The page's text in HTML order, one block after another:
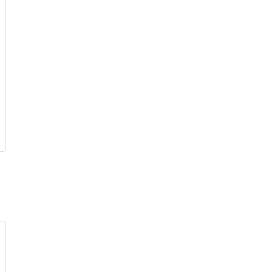
Waren wie Baumwolle, Garn,
Außenabmessung und die
Hydraulikpresse und die
z.
Bodenfläche für die Arbeiter zu
mehreren Prozessen umfassen die C-